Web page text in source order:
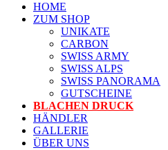
HOME
ZUM SHOP
UNIKATE
CARBON
SWISS ARMY
SWISS ALPS
SWISS PANORAMA
GUTSCHEINE
BLACHEN DRUCK
HÄNDLER
GALLERIE
ÜBER UNS